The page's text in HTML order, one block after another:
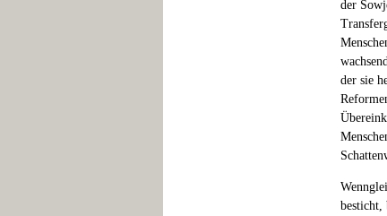
der
der sie
besticht,